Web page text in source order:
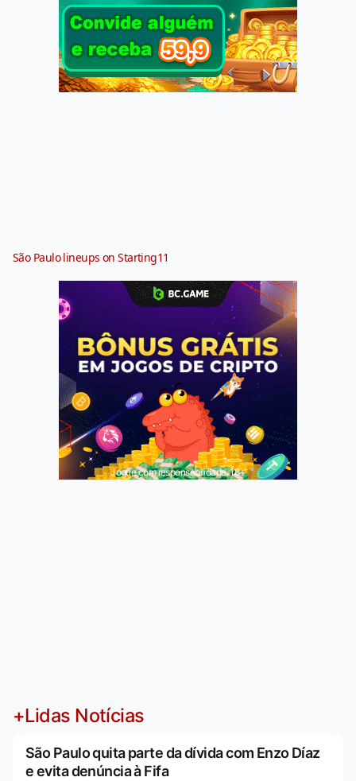
São Paulo lineups on Starting11
Jogue com responsabilidade. 18+
+Lidas Notícias
São Paulo quita parte da dívida com Enzo Díaz
e evita denúncia à Fifa